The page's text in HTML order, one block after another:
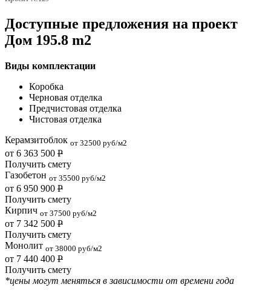
Доступные предложения на проект
Дом 195.8 m2
Виды комплектации
Коробка
Черновая отделка
Предчистовая отделка
Чистовая отделка
Керамзитоблок от 32500 руб/м2
от 6 363 500 Р
Получить смету
Газобетон от 35500 руб/м2
от 6 950 900 Р
Получить смету
Кирпич от 37500 руб/м2
от 7 342 500 Р
Получить смету
Монолит от 38000 руб/м2
от 7 440 400 Р
Получить смету
*цены могут меняться в зависимости от времени года